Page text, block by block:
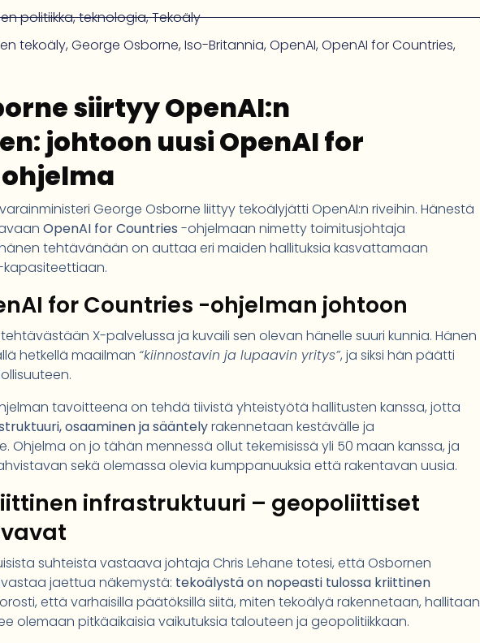
politiikka,teknologia,Tekoäly
tekoäly,George Osborne,Iso-Britannia,OpenAI,OpenAI for Countries,
siirtyy OpenAI:n
johtoon uusi OpenAI for
George Osborne liittyy tekoälyjätti OpenAI:n riveihin. Hänestä
OpenAI for Countries -ohjelmaan nimetty toimitusjohtaja
tehtävänään on auttaa eri maiden hallituksia kasvattamaan
for Countries -ohjelman johtoon
X-palvelussa ja kuvaili sen olevan hänelle suuri kunnia. Hänen
hetkellä maailman “kiinnostavin ja lupaavin yritys”, ja siksi hän päätti
tavoitteena on tehdä tiivistä yhteistyötä hallitusten kanssa, jotta
osaaminen ja sääntelyrakennetaan kestävälle ja
Ohjelma on jo tähän mennessä ollut tekemisissä yli 50 maan kanssa, ja
sekä olemassa olevia kumppanuuksia että rakentavan uusia.
infrastruktuuri – geopoliittiset
suhteista vastaava johtaja Chris Lehane totesi, että Osbornen
jaettua näkemystä: tekoälystä on nopeasti tulossa kriittinen
että varhaisilla päätöksillä siitä, miten tekoälyä rakennetaan, hallitaan
olemaan pitkäaikaisia vaikutuksia talouteen ja geopolitiikkaan.